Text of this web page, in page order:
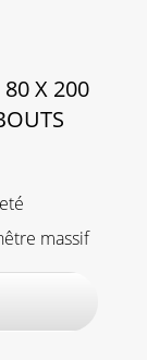
80 X 200
massif